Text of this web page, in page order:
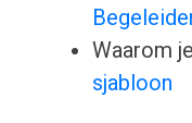
Waarom
sjabloon